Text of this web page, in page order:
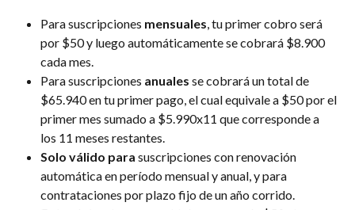
Para suscripciones mensuales, tu primer cobro será
por $50 y luego automáticamente se cobrará $8.900
cada mes.
Para suscripciones anuales se cobrará un total de
$65.940 en tu primer pago, el cual equivale a $50 por el
primer mes sumado a $5.990x11 que corresponde a
los 11 meses restantes.
Solo válido para suscripciones con renovación
automática en período mensual y anual, y para
contrataciones por plazo fijo de un año corrido.